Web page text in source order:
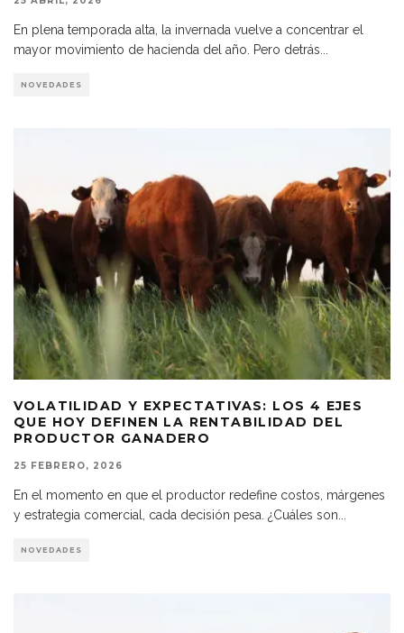
En plena temporada alta, la invernada vuelve a concentrar el
mayor movimiento de hacienda del año. Pero detrás...
NOVEDADES
VOLATILIDAD Y EXPECTATIVAS: LOS 4 EJES
QUE HOY DEFINEN LA RENTABILIDAD DEL
PRODUCTOR GANADERO
25 FEBRERO, 2026
En el momento en que el productor redefine costos, márgenes
y estrategia comercial, cada decisión pesa. ¿Cuáles son
NOVEDADES